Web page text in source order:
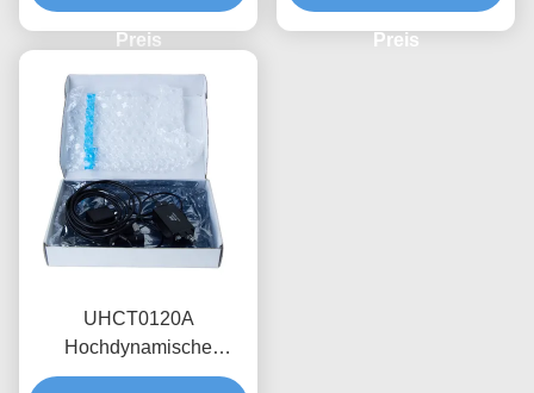
Flexible Rogowski
Spulenprobe
Preis
Strom-Sonde, globale
Anpassung der
Preis
UHCT0120A
Hochdynamische
Stromsonde 0,12 kA